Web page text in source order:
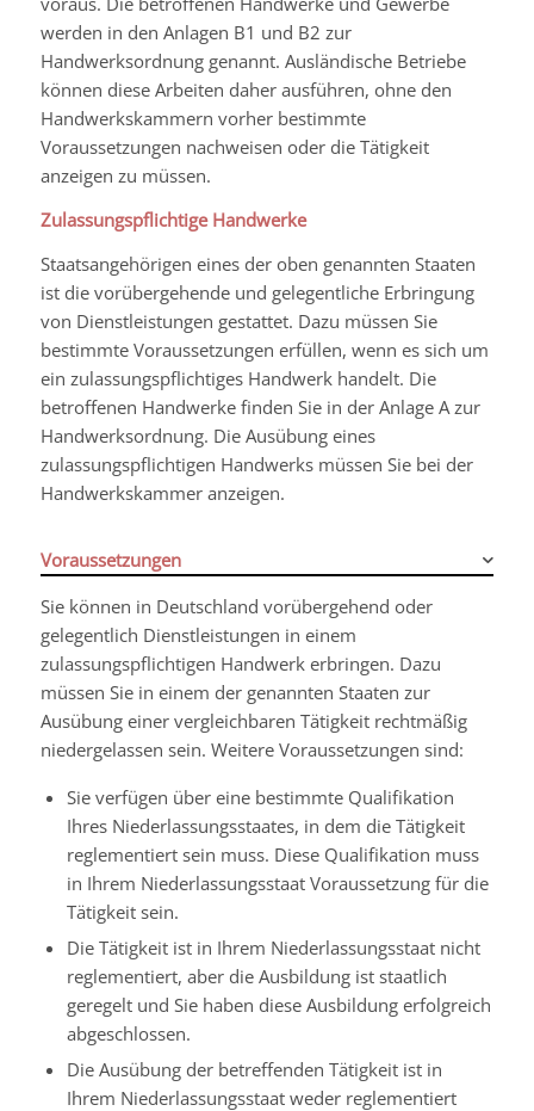
werden in den Anlagen B1 und B2 zur
Handwerksordnung genannt. Ausländische Betriebe
können diese Arbeiten daher ausführen, ohne den
Handwerkskammern vorher bestimmte
Voraussetzungen nachweisen oder die Tätigkeit
anzeigen zu müssen.
Zulassungspflichtige Handwerke
Staatsangehörigen eines der oben genannten Staaten
ist die vorübergehende und gelegentliche Erbringung
von Dienstleistungen gestattet. Dazu müssen Sie
bestimmte Voraussetzungen erfüllen, wenn es sich um
ein zulassungspflichtiges Handwerk handelt. Die
betroffenen Handwerke finden Sie in der Anlage A zur
Handwerksordnung. Die Ausübung eines
zulassungspflichtigen Handwerks müssen Sie bei der
Handwerkskammer anzeigen.
Voraussetzungen
Sie können in Deutschland vorübergehend oder
gelegentlich Dienstleistungen in einem
zulassungspflichtigen Handwerk erbringen. Dazu
müssen Sie in einem der genannten Staaten zur
Ausübung einer vergleichbaren Tätigkeit rechtmäßig
niedergelassen sein. Weitere Voraussetzungen sind:
Sie verfügen über eine bestimmte Qualifikation
Ihres Niederlassungsstaates, in dem die Tätigkeit
reglementiert sein muss. Diese Qualifikation muss
in Ihrem Niederlassungsstaat Voraussetzung für die
Tätigkeit sein.
Die Tätigkeit ist in Ihrem Niederlassungsstaat nicht
reglementiert, aber die Ausbildung ist staatlich
geregelt und Sie haben diese Ausbildung erfolgreich
abgeschlossen.
Die Ausübung der betreffenden Tätigkeit ist in
Ihrem Niederlassungsstaat weder reglementiert